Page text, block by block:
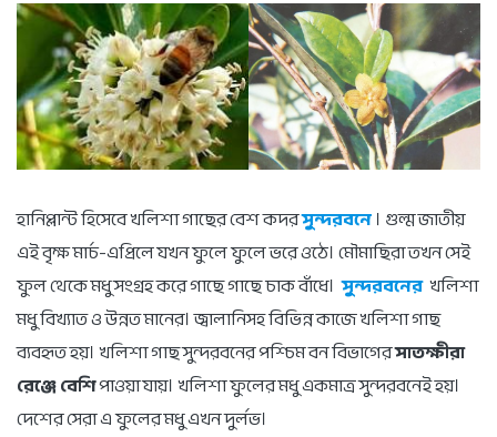
হানিপ্লান্ট হিসেবে খলিশা গাছের বেশ কদরসুন্দরবনে। গুল্ম জাতীয়
এই বৃক্ষ মার্চ-এপ্রিলে যখন ফুলে ফুলে ভরে ওঠে। মৌমাছিরা তখন সেই
ফুল থেকে মধু সংগ্রহ করে গাছে গাছে চাক বাঁধে। সুন্দরবনের খলিশা
মধু বিখ্যাত ও উন্নত মানের। জ্বালানিসহ বিভিন্ন কাজে খলিশা গাছ
ব্যবহৃত হয়। খলিশা গাছ সুন্দরবনের পশ্চিম বন বিভাগেরসাতক্ষীরা
রেঞ্জে বেশিপাওয়া যায়। খলিশা ফুলের মধু একমাত্র সুন্দরবনেই হয়।
দেশের সেরা এ ফুলের মধু এখন দুর্লভ।